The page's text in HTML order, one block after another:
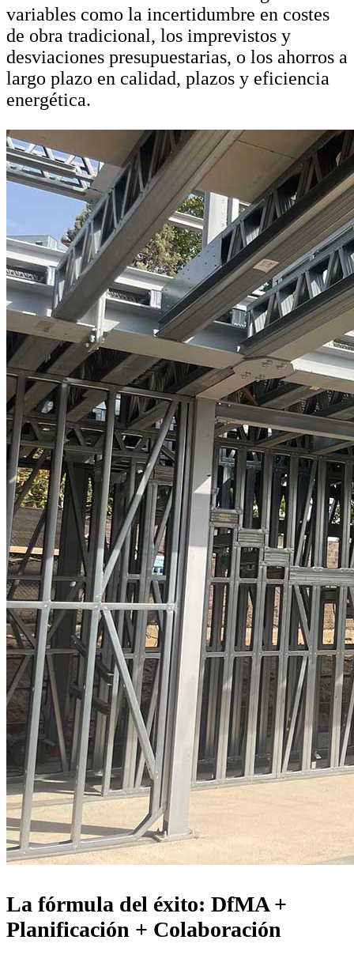
variables como la incertidumbre en costes
de obra tradicional, los imprevistos y
desviaciones presupuestarias, o los ahorros a
largo plazo en calidad, plazos y eficiencia
energética.
La fórmula del éxito: DfMA +
Planificación + Colaboración